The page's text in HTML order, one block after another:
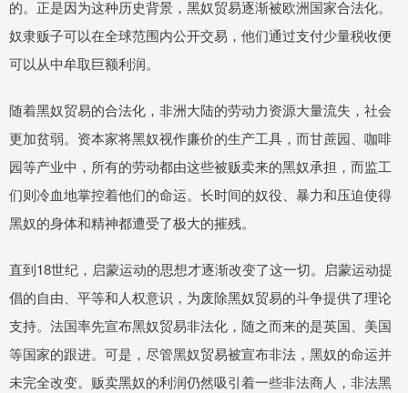
的。正是因为这种历史背景，黑奴贸易逐渐被欧洲国家合法化。
奴隶贩子可以在全球范围内公开交易，他们通过支付少量税收便
可以从中牟取巨额利润。
随着黑奴贸易的合法化，非洲大陆的劳动力资源大量流失，社会
更加贫弱。资本家将黑奴视作廉价的生产工具，而甘蔗园、咖啡
园等产业中，所有的劳动都由这些被贩卖来的黑奴承担，而监工
们则冷血地掌控着他们的命运。长时间的奴役、暴力和压迫使得
黑奴的身体和精神都遭受了极大的摧残。
直到18世纪，启蒙运动的思想才逐渐改变了这一切。启蒙运动提
倡的自由、平等和人权意识，为废除黑奴贸易的斗争提供了理论
支持。法国率先宣布黑奴贸易非法化，随之而来的是英国、美国
等国家的跟进。可是，尽管黑奴贸易被宣布非法，黑奴的命运并
未完全改变。贩卖黑奴的利润仍然吸引着一些非法商人，非法黑